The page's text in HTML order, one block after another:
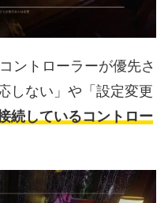
ントローラーが優先さ
しない」や「設定変更
続しているコントロー